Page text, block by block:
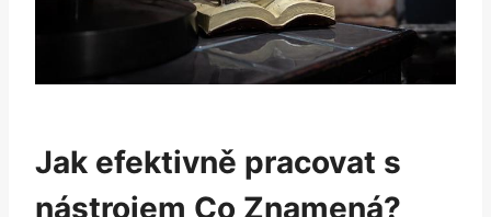
Jak efektivně pracovat s
nástrojem Co Znamená?